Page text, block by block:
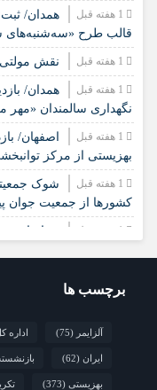
همدان/
قالب طرح «سه‌شنبه‌های
نقش
همدان/
نگهداری سالمندان «مهر
اصفهان/
بهزیستی از مرکز
شوک
کشورها از جمعیت جوان
خراسان
مشارکت همه
محلی و مشارکت اجتماعی
برچسب ها
آلزایمر (75) اداره
ایران (62)
بهزیستی (373)